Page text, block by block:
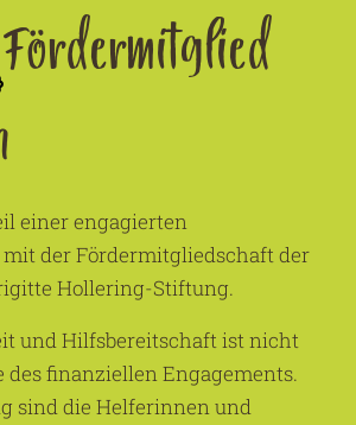
Fördermitglied
einer engagierten
der Fördermitgliedschaft der
Hollering-Stiftung.
und Hilfsbereitschaft ist nicht
des finanziellen Engagements.
sind die Helferinnen und